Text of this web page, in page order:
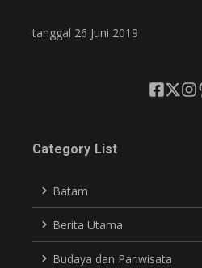
tanggal 26 Juni 2019
Category List
Batam
Berita Utama
Budaya dan Pariwisata